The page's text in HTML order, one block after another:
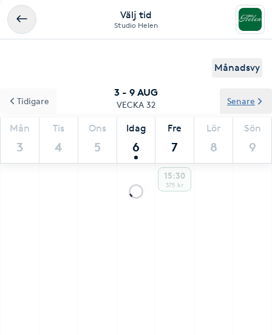
Välj tid
Studio Helen
Månadsvy
3 - 9 AUG
VECKA 32
Mån
3
Tis
4
Ons
5
Idag
6
Fre
7
Lör
8
Sön
9
Tidigare Senare
15:30
375 kr